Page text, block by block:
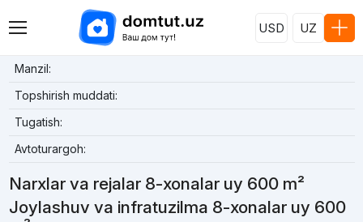
USD UZ
Manzil:
Topshirish muddati:
Tugatish:
Avtoturargoh:
Narxlar va rejalar 8-xonalar uy 600 m²
Joylashuv va infratuzilma 8-xonalar uy 600